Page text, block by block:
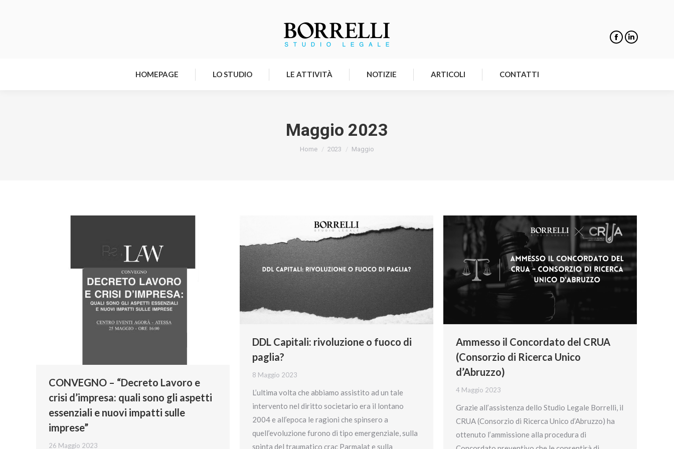
HOMEPAGE LO STUDIO LE ATTIVITÀ NOTIZIE ARTICOLI CONTATTI
Maggio 2023
Tu sei qui:
Home 2023 Maggio
CONVEGNO – “Decreto Lavoro e
crisi d’impresa: quali sono gli aspetti
essenziali e nuovi impatti sulle
imprese”
26 Maggio 2023
DDL Capitali: rivoluzione o fuoco di
paglia?
8 Maggio 2023
L’ultima volta che abbiamo assistito ad un tale
intervento nel diritto societario era il lontano
2004 e all’epoca le ragioni che spinsero a
quell’evoluzione furono di tipo emergenziale, sulla
spinta del traumatico crac Parmalat e sulla
Ammesso il Concordato del CRUA
(Consorzio di Ricerca Unico
d’Abruzzo)
4 Maggio 2023
Grazie all’assistenza dello Studio Legale Borrelli, il
CRUA (Consorzio di Ricerca Unico d’Abruzzo) ha
ottenuto l’ammissione alla procedura di
LO STUDIO LE ATTIVITÀ